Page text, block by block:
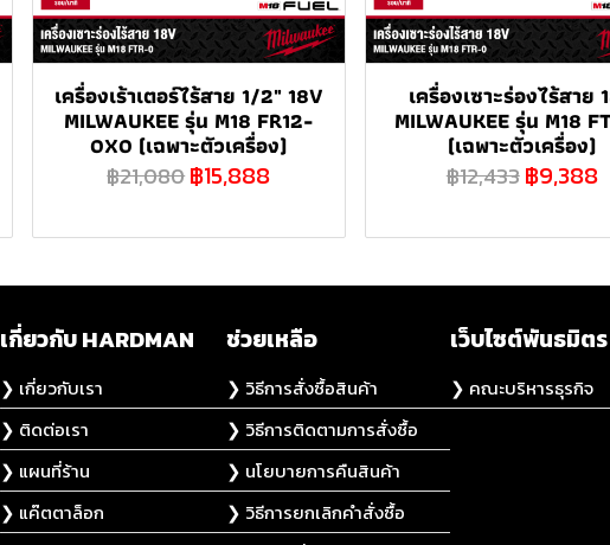
เครื่องเร้าเตอร์ไร้สาย 1/2" 18V
MILWAUKEE รุ่น M18 FR12-
0X0 (เฉพาะตัวเครื่อง)
฿21,080฿15,888
เครื่องเซาะร่องไร้สาย
MILWAUKEE รุ่น M18
(เฉพาะตัวเครื่อง)
฿12,433฿9,388
เกี่ยวกับ HARDMAN
❯ เกี่ยวกับเรา
❯ ติดต่อเรา
❯ แผนที่ร้าน
❯ แค๊ตตาล็อก
ช่วยเหลือ
❯ วิธีการสั่งซื้อสินค้า
❯ วิธีการติดตามการสั่งซื้อ
❯ นโยบายการคืนสินค้า
❯ วิธีการยกเลิกคำสั่งซื้อ
เว็บไซต์พันธมิตร
❯ คณะบริหารธุรกิจ